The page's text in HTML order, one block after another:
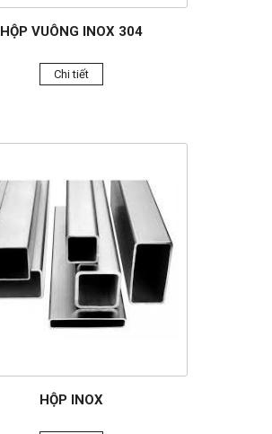
HỘP VUÔNG INOX 304
Chi tiết
HỘP INOX